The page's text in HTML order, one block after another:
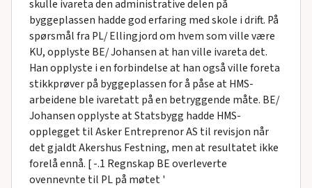
skulle ivareta den administrative delen på
byggeplassen hadde god erfaring med skole i drift. På
spørsmål fra PL/ Ellingjord om hvem som ville være
KU, opplyste BE/ Johansen at han ville ivareta det.
Han opplyste i en forbindelse at han også ville foreta
stikkprøver på byggeplassen for å påse at HMS-
arbeidene ble ivaretatt på en betryggende måte. BE/
Johansen opplyste at Statsbygg hadde HMS-
opplegget til Asker Entreprenor AS til revisjon når
det gjaldt Akershus Festning, men at resultatet ikke
forelå ennå. [ -.1 Regnskap BE overleverte
ovennevnte til PL på møtet '